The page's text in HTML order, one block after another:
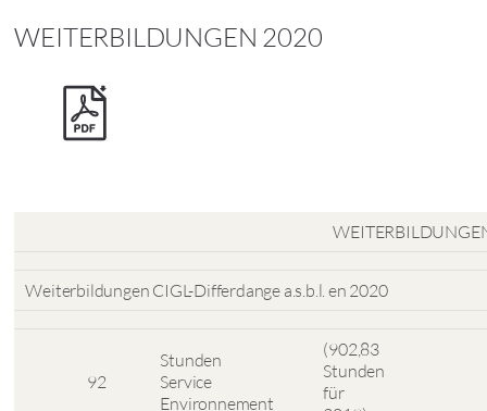
WEITERBILDUNGEN 2020
Weiterbildungen CIGL-Differdange a.s.b.l. en 2020
92
Stunden
Service
Environnement
(902,83
Stunden
für